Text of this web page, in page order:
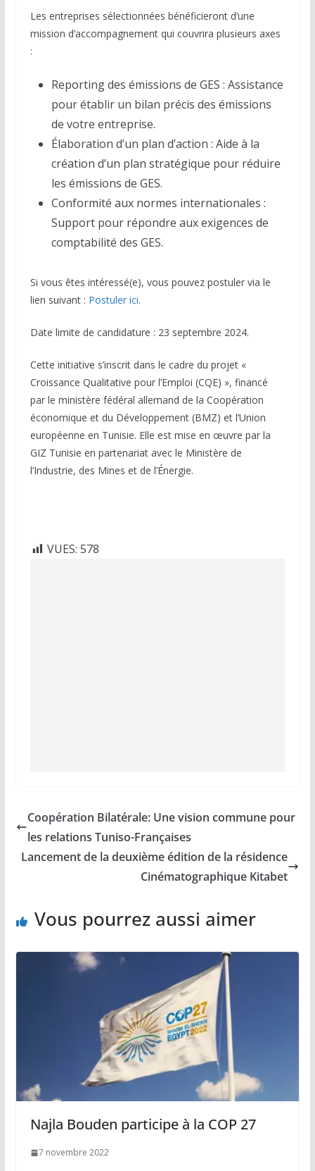
Les entreprises sélectionnées bénéficieront d’une
mission d’accompagnement qui couvrira plusieurs axes
:
Reporting des émissions de GES : Assistance
pour établir un bilan précis des émissions
de votre entreprise.
Élaboration d’un plan d’action : Aide à la
création d’un plan stratégique pour réduire
les émissions de GES.
Conformité aux normes internationales :
Support pour répondre aux exigences de
comptabilité des GES.
Si vous êtes intéressé(e), vous pouvez postuler via le
lien suivant : Postuler ici.
Date limite de candidature : 23 septembre 2024.
Cette initiative s’inscrit dans le cadre du projet «
Croissance Qualitative pour l’Emploi (CQE) », financé
par le ministère fédéral allemand de la Coopération
économique et du Développement (BMZ) et l’Union
européenne en Tunisie. Elle est mise en œuvre par la
GIZ Tunisie en partenariat avec le Ministère de
l’Industrie, des Mines et de l’Énergie.
VUES: 578
Coopération Bilatérale: Une vision commune pour
les relations Tuniso-Françaises
Lancement de la deuxième édition de la résidence
Cinématographique Kitabet
Vous pourrez aussi aimer
Najla Bouden participe à la COP 27
7 novembre 2022